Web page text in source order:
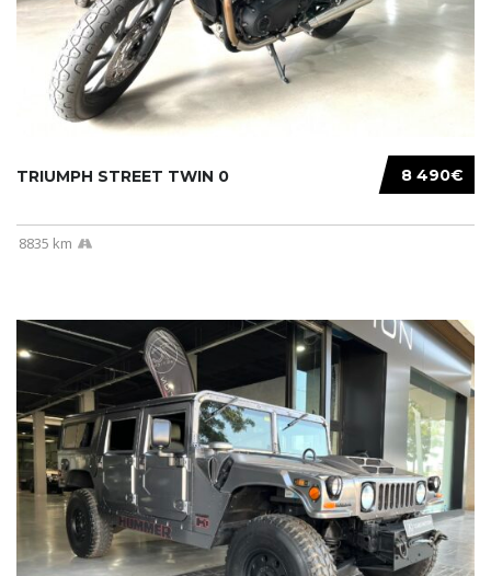
8 490€
TRIUMPH STREET TWIN 0
8835 km